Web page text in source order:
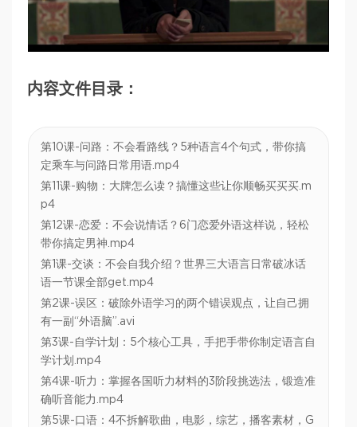
内容文件目录：
第10课-问路：不会看路线？5种语言4个句式，带你搞
定乘车与问路日常用语.mp4
第11课-购物：大牌怎么读？搞懂这些让你顺畅买买买.m
p4
第12课-恋爱：不会说情话？6门恋爱外语这样说，轻松
带你搞定男神.mp4
第1课-交谈：不会自我介绍？世界三大语言日常破冰话
语一节课全部get.mp4
第2课-误区：破除外语学习的两个错误观点，让自己拥
有一副“外语脑”.avi
第3课-自学计划：5个核心工具，手把手带你制定语言自
学计划.mp4
第4课-听力：掌握各国听力材料的3阶段挑选法，锻造准
确听音能力.mp4
第5课-口语：4不拆解歌曲，电影，综艺，播客素材，G